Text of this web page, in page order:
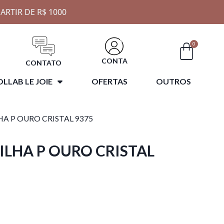
DE R$ 1000
CONTATO CONTA
0
LE JOIE OFERTAS OUTROS
P OURO CRISTAL 9375
P OURO CRISTAL